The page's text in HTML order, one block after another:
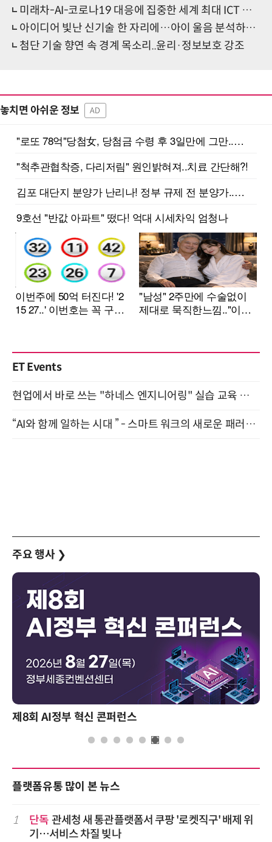
미래차-AI-코로나19 대응에 집중한 세계 최대 ICT 전시회
아이디어 빛난 신기술 한 자리에…아이 울음 분석하고, 무인 순찰차까지
첨단 기술 향연 속 경계 목소리..윤리·정보보호 강조
놓치면 아쉬운 정보 AD
ET Events
현업에서 바로 쓰는 "하네스 엔지니어링" 실습 교육 워크숍 8월 20일 개최
“AI와 함께 일하는 시대 ” - 스마트 워크의 새로운 패러다임 (9/11)
주요 행사 ❯
제8회 AI정부 혁신 콘퍼런스
플랫폼유통 많이 본 뉴스
1 단독 관세청 새 통관플랫폼서 쿠팡 '로켓직구' 배제 위
기…서비스 차질 빚나